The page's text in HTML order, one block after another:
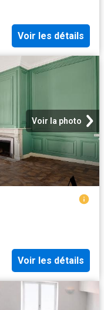
Voir les détails
Voir la photo
Voir les détails